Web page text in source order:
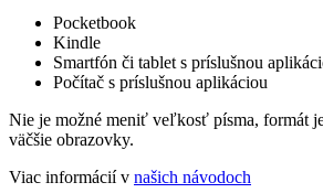
Pocketbook
Kindle
Smartfón či tablet s príslušnou
Počítač s príslušnou aplikáciou
Nie je možné meniť veľkosť písma, formát
väčšie obrazovky.
Viac informácií v našich návodoch